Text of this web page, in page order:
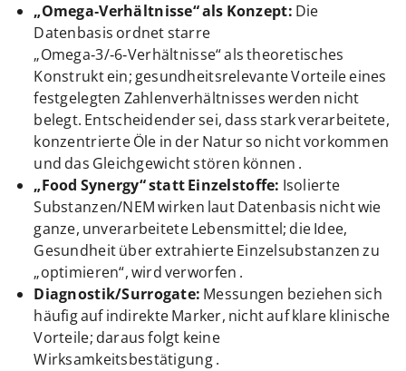
„Omega‑Verhältnisse“ als Konzept: Die
Datenbasis ordnet starre
„Omega‑3/‑6‑Verhältnisse“ als theoretisches
Konstrukt ein; gesundheitsrelevante Vorteile eines
festgelegten Zahlenverhältnisses werden nicht
belegt. Entscheidender sei, dass stark verarbeitete,
konzentrierte Öle in der Natur so nicht vorkommen
und das Gleichgewicht stören können .
„Food Synergy“ statt Einzelstoffe: Isolierte
Substanzen/NEM wirken laut Datenbasis nicht wie
ganze, unverarbeitete Lebensmittel; die Idee,
Gesundheit über extrahierte Einzelsubstanzen zu
„optimieren“, wird verworfen .
Diagnostik/Surrogate: Messungen beziehen sich
häufig auf indirekte Marker, nicht auf klare klinische
Vorteile; daraus folgt keine
Wirksamkeitsbestätigung .